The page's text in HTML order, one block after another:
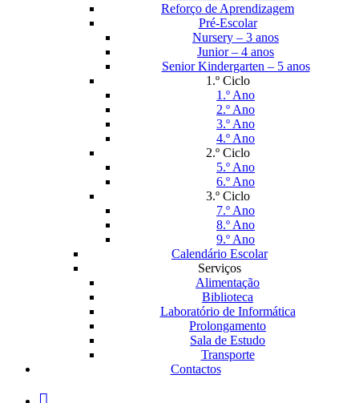
Reforço de Aprendizagem
Pré-Escolar
Nursery – 3 anos
Junior – 4 anos
Senior Kindergarten – 5 anos
1.º Ciclo
1.º Ano
2.º Ano
3.º Ano
4.º Ano
2.º Ciclo
5.º Ano
6.º Ano
3.º Ciclo
7.º Ano
8.º Ano
9.º Ano
Calendário Escolar
Serviços
Alimentação
Biblioteca
Laboratório de Informática
Prolongamento
Sala de Estudo
Transporte
Contactos
facebook
instagram
medium